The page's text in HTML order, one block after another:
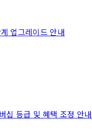
업그레이드 안내
십 등급 및 혜택 조정 안